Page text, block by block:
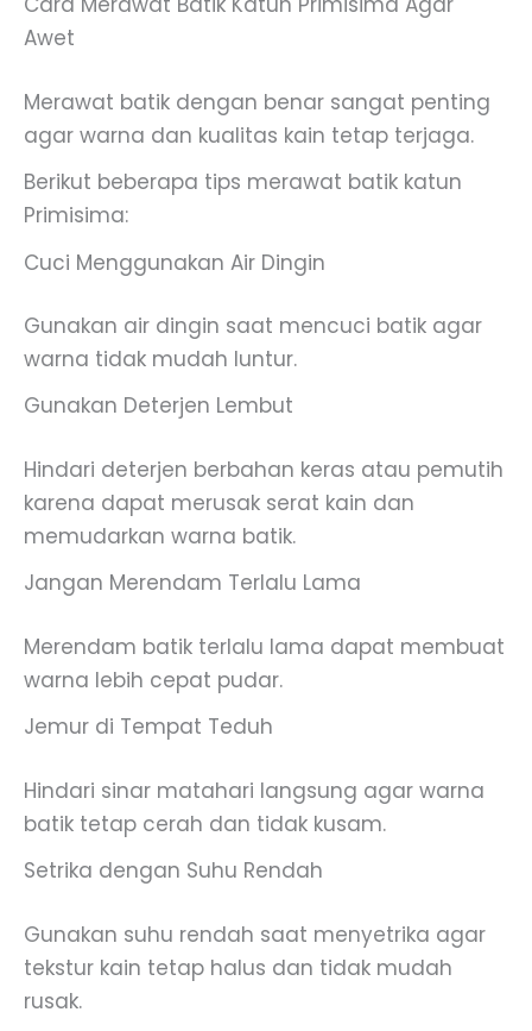
Awet
Merawat batik dengan benar sangat penting
agar warna dan kualitas kain tetap terjaga.
Berikut beberapa tips merawat batik katun
Primisima:
Cuci Menggunakan Air Dingin
Gunakan air dingin saat mencuci batik agar
warna tidak mudah luntur.
Gunakan Deterjen Lembut
Hindari deterjen berbahan keras atau pemutih
karena dapat merusak serat kain dan
memudarkan warna batik.
Jangan Merendam Terlalu Lama
Merendam batik terlalu lama dapat membuat
warna lebih cepat pudar.
Jemur di Tempat Teduh
Hindari sinar matahari langsung agar warna
batik tetap cerah dan tidak kusam.
Setrika dengan Suhu Rendah
Gunakan suhu rendah saat menyetrika agar
tekstur kain tetap halus dan tidak mudah
rusak.